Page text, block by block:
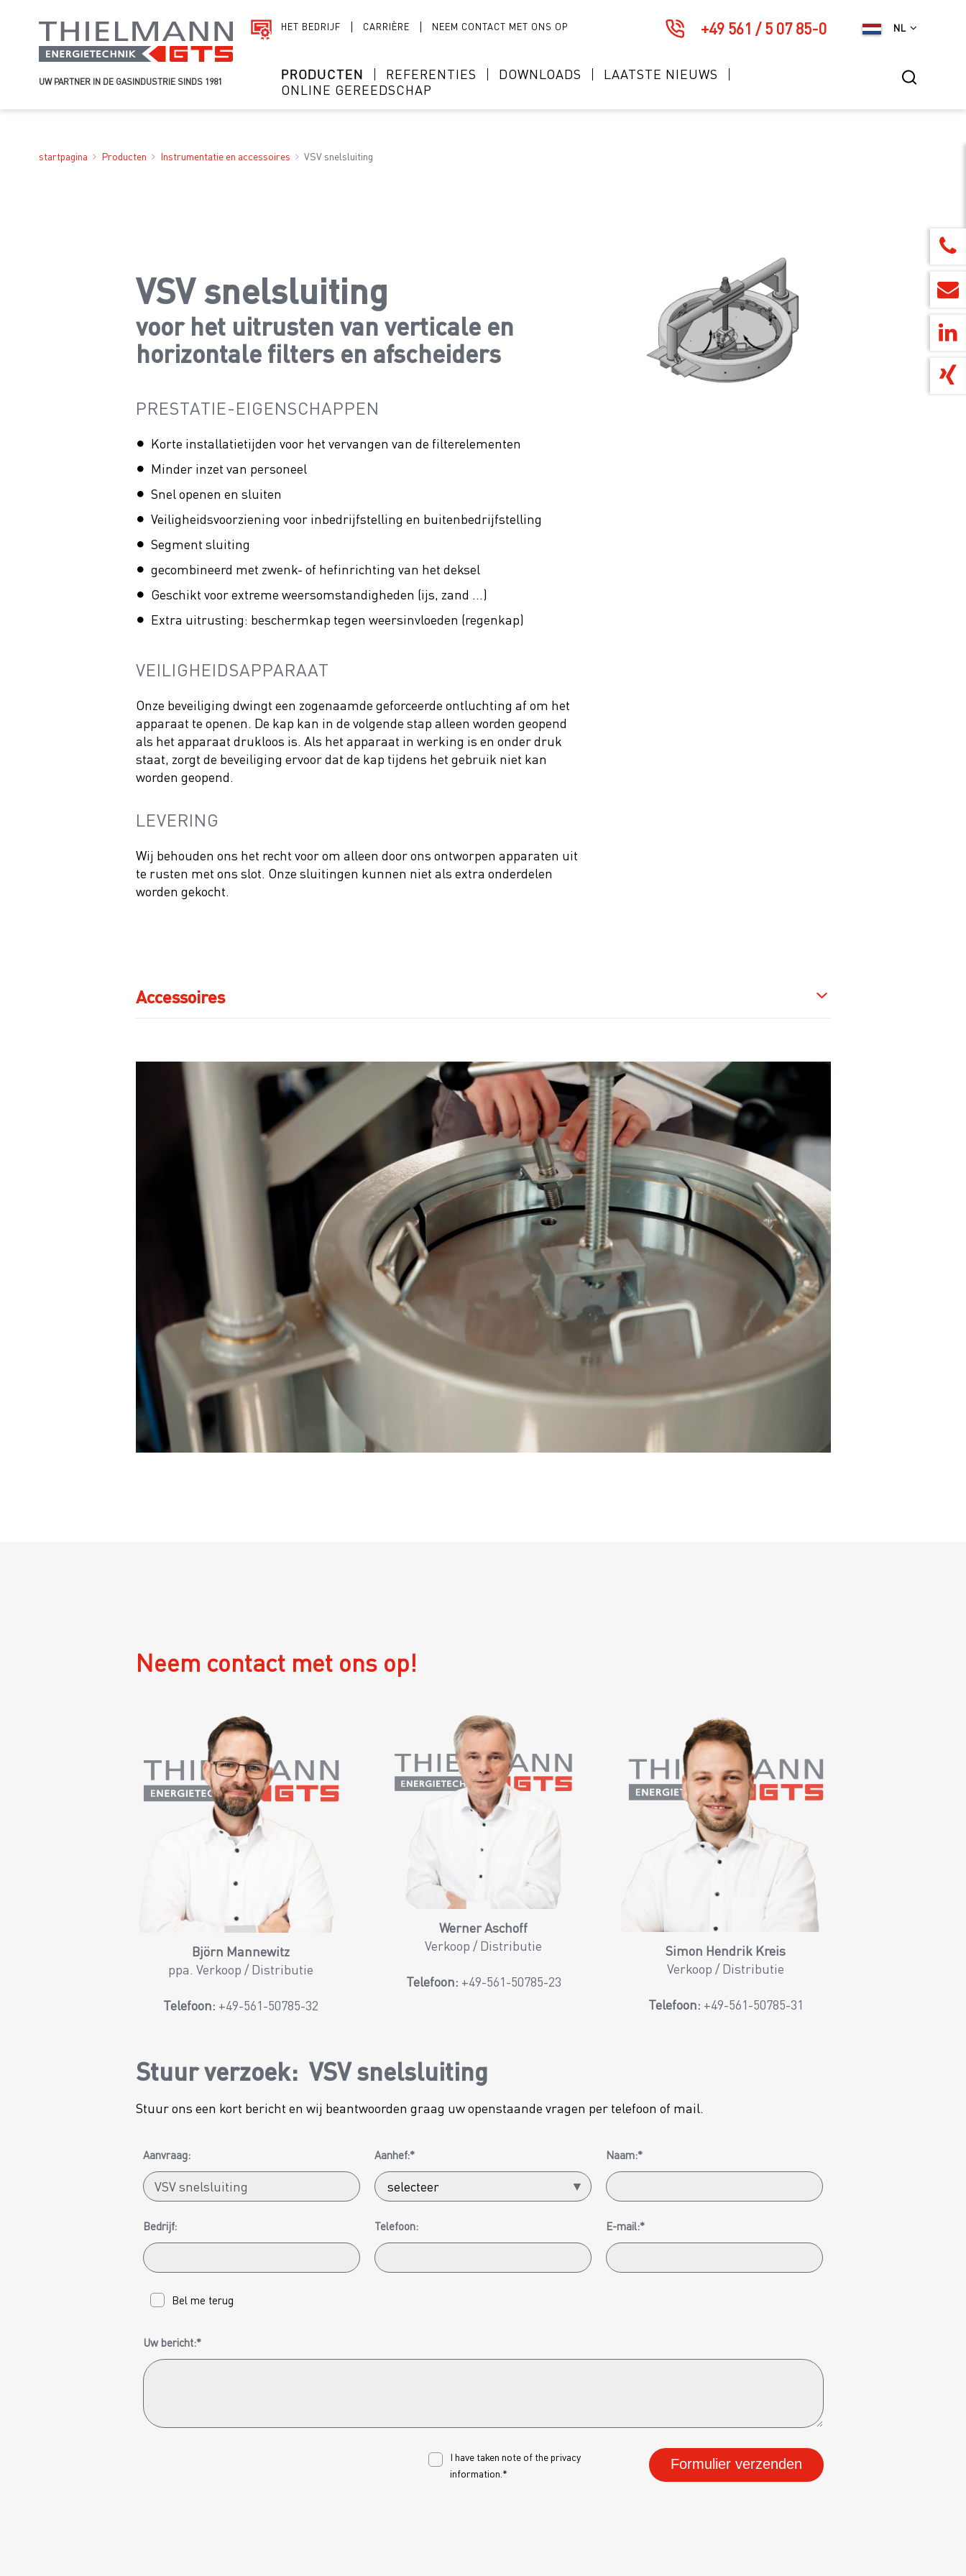
UW PARTNER IN DE GASINDUSTRIE SINDS 1981
HET BEDRIJF CARRIÈRE NEEM CONTACT MET ONS OP NL
+49 561 / 5 07 85-0
PRODUCTEN REFERENTIES DOWNLOADS
LAATSTE NIEUWS
ONLINE GEREEDSCHAP
startpagina Producten Instrumentatie en accessoires VSV snelsluiting
VSV snelsluiting
voor het uitrusten van verticale en
horizontale filters en afscheiders
PRESTATIE-EIGENSCHAPPEN
Korte installatietijden voor het vervangen van de filterelementen
Minder inzet van personeel
Snel openen en sluiten
Veiligheidsvoorziening voor inbedrijfstelling en buitenbedrijfstelling
Segment sluiting
gecombineerd met zwenk- of hefinrichting van het deksel
Geschikt voor extreme weersomstandigheden (ijs, zand ...)
Extra uitrusting: beschermkap tegen weersinvloeden (regenkap)
VEILIGHEIDSAPPARAAT
Onze beveiliging dwingt een zogenaamde geforceerde ontluchting af om het
apparaat te openen. De kap kan in de volgende stap alleen worden geopend
als het apparaat drukloos is. Als het apparaat in werking is en onder druk
staat, zorgt de beveiliging ervoor dat de kap tijdens het gebruik niet kan
worden geopend.
LEVERING
Wij behouden ons het recht voor om alleen door ons ontworpen apparaten uit
te rusten met ons slot. Onze sluitingen kunnen niet als extra onderdelen
worden gekocht.
Accessoires
Neem contact met ons op!
Björn Mannewitz
ppa. Verkoop / Distributie
Telefoon: +49-561-50785-32
Werner Aschoff
Verkoop / Distributie
Telefoon: +49-561-50785-23
Simon Hendrik Kreis
Verkoop / Distributie
Telefoon: +49-561-50785-31
Stuur verzoek: VSV snelsluiting
Stuur ons een kort bericht en wij beantwoorden graag uw openstaande vragen per telefoon of mail.
Aanvraag: Aanhef:* Naam:*
Bedrijf: Telefoon: E-mail:*
Bel me terug
Uw bericht:*
I have taken note of theprivacy
information.*
Formulier verzenden